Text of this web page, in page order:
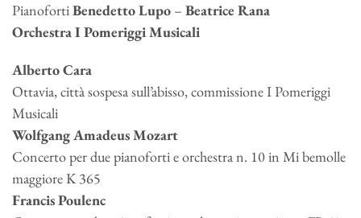
PianofortiBenedetto Lupo – Beatrice Rana
Orchestra I Pomeriggi Musicali
Alberto Cara
Ottavia, città sospesa sull’abisso, commissione I Pomeriggi
Musicali
Wolfgang Amadeus Mozart
Concerto per due pianoforti e orchestra n. 10 in Mi bemolle
maggiore K 365
Francis Poulenc